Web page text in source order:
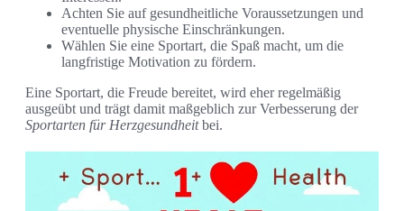
Achten Sie auf gesundheitliche Voraussetzungen und
eventuelle physische Einschränkungen.
Wählen Sie eine Sportart, die Spaß macht, um die
langfristige Motivation zu fördern.
Eine Sportart, die Freude bereitet, wird eher regelmäßig
ausgeübt und trägt damit maßgeblich zur Verbesserung der
Sportarten für Herzgesundheitbei.